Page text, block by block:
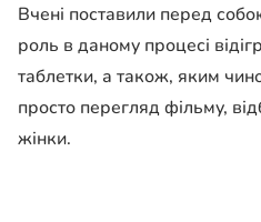
Вчені поставили перед
роль в даному процесі
таблетки, а також, яким
просто перегляд фільму,
жінки.